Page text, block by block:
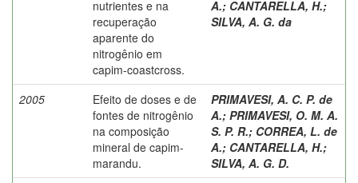
nutrientes e na
recuperação
aparente do
nitrogênio em
capim-coastcross.
A.; CANTARELLA, H.;
SILVA, A. G. da
2005
Efeito de doses e de
fontes de nitrogênio
na composição
mineral de capim-
marandu.
PRIMAVESI, A. C. P. de
A.; PRIMAVESI, O. M. A.
S. P. R.; CORREA, L. de
A.; CANTARELLA, H.;
SILVA, A. G. D.